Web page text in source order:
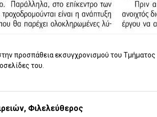
προσπάθεια εκσυγχρονισμού του
του.
Φιλελεύθερος